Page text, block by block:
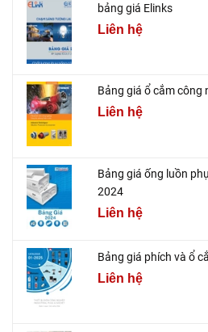
bảng giá Elinks
Liên hệ
Bảng giá ổ cắm công
Liên hệ
Bảng giá ống luồn
2024
Liên hệ
Bảng giá phích và ổ
Liên hệ